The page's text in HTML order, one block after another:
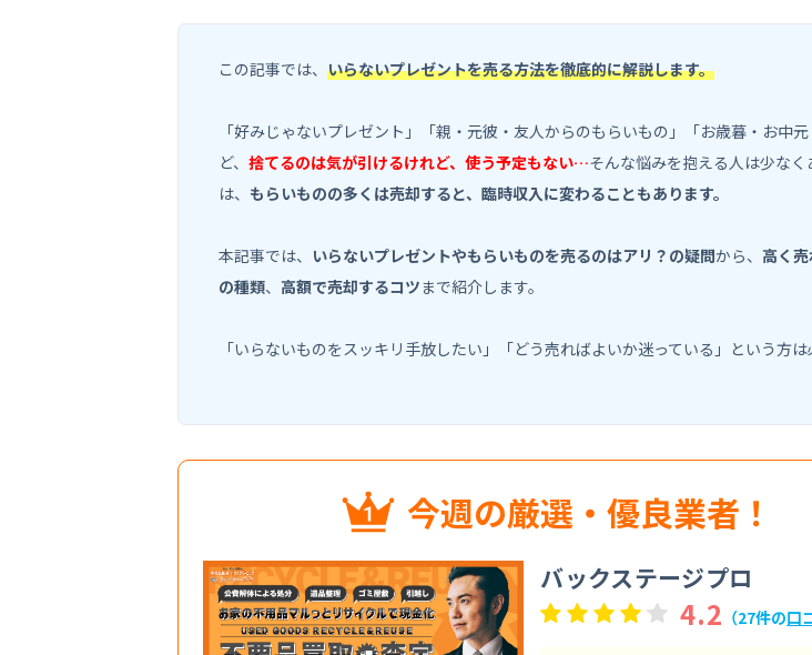
この記事では、 いらないプレゼントを売る方法を徹底的に解説します。
「好みじゃないプレゼント」「親・元彼・友人からのもらいもの」「お歳暮・お中
ど、 捨てるのは気が引けるけれど、使う予定もない…そんな悩みを抱える人は少な
は、 もらいものの多くは売却すると、臨時収入に変わることもあります。
本記事では、 いらないプレゼントやもらいものを売るのはアリ？の疑問から、 高く
の種類、 高額で売却するコツまで紹介します。
「いらないものをスッキリ手放したい」「どう売ればよいか迷っている」という方は
今週の厳選・優良業者！
バックステージプロ
4.2 （27件の口